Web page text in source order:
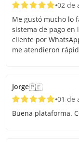
02 de
Me gustó mucho lo
sistema de pago en
cliente por
me atendieron
Jorge🇵🇪
01 de
Buena plataforma.